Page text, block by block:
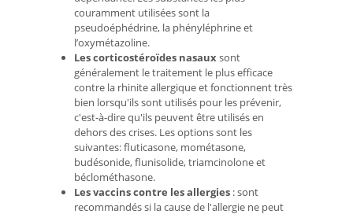
couramment utilisées sont la
pseudoéphédrine, la phényléphrine et
l’oxymétazoline.
Les corticostéroïdes nasauxsont
généralement le traitement le plus efficace
contre la rhinite allergique et fonctionnent très
bien lorsqu'ils sont utilisés pour les prévenir,
c'est-à-dire qu'ils peuvent être utilisés en
dehors des crises. Les options sont les
suivantes: fluticasone, mométasone,
budésonide, flunisolide, triamcinolone et
béclométhasone.
Les vaccins contre les allergies : sont
recommandés si la cause de l'allergie ne peut